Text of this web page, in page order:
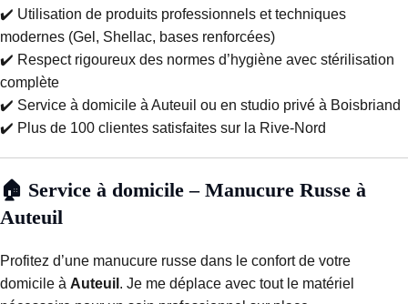
✔️ Utilisation de produits professionnels et techniques
modernes (Gel, Shellac, bases renforcées)
✔️ Respect rigoureux des normes d’hygiène avec stérilisation
complète
✔️ Service à domicile à Auteuil ou en studio privé à Boisbriand
✔️ Plus de 100 clientes satisfaites sur la Rive-Nord
🏠 Service à domicile – Manucure Russe à
Auteuil
Profitez d’une manucure russe dans le confort de votre
domicile à Auteuil . Je me déplace avec tout le matériel